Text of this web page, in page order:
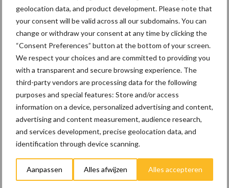
geolocation data, and product development. Please note that
your consent will be valid across all our subdomains. You can
change or withdraw your consent at any time by clicking the
“Consent Preferences” button at the bottom of your screen.
We respect your choices and are committed to providing you
with a transparent and secure browsing experience. The
third-party vendors are processing data for the following
purposes and special features: Store and/or access
information on a device, personalized advertising and content,
advertising and content measurement, audience research,
and services development, precise geolocation data, and
identification through device scanning.
Aanpassen Alles afwijzen Alles accepteren
Themapagina's
Wet en regelgeving Diergezondheid
Vleeskuikens Vermeerdering
Toon meer